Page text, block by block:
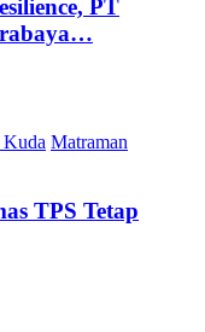
PT
Kuda Matraman
TPS Tetap